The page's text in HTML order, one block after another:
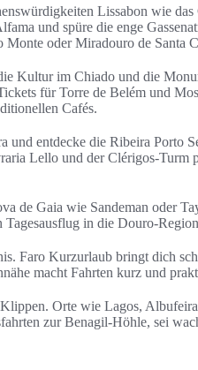
Lissabon wie das
und spüre die enge
oder Miradouro de Santa
Kultur im Chiado und die
für Torre de Belém und
Cafés.
und entdecke die Ribeira Porto
Lello und der Clérigos-Turm
de Gaia wie Sandeman oder
in die Douro-
Faro Kurzurlaub bringt dich
macht Fahrten kurz und
Orte wie Lagos,
zur Benagil-Höhle, sei